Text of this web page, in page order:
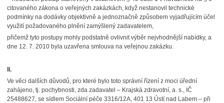
citovaného zákona o veřejných zakázkách, když nestanovil technické
podmínky na dodávky objektivně a jednoznačně způsobem vyjadřujícím účel
využití požadovaného plnění zamýšlený zadavatelem,
přičemž tyto postupy mohly podstatně ovlivnit výběr nejvhodnější nabídky, a
dne 12. 7. 2010 byla uzavřena smlouva na veřejnou zakázku.
II.
Ve věci dalších důvodů, pro které bylo toto správní řízení z moci úřední
zahájeno, tj. pochybnosti, zda zadavatel – Krajská zdravotní, a. s., IČ
25488627, se sídlem Sociální péče 3316/12A, 401 13 Ústí nad Labem – při